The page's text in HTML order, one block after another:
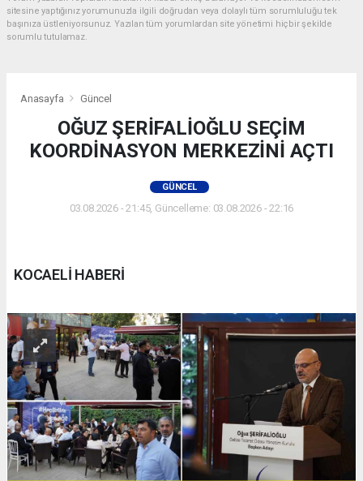
sitesine yaptığınız yorumunuzla ilgili doğrudan veya dolaylı tüm sorumluluğu tek
başınıza üstleniyorsunuz. Yazılan tüm yorumlardan site yönetimi hiçbir şekilde
sorumlu tutulamaz.
Anasayfa Güncel
OĞUZ ŞERİFALİOĞLU SEÇİM
KOORDİNASYON MERKEZİNİ AÇTI
GÜNCEL
03.08.2026 - 21:45, Güncelleme: 03.08.2026 - 22:16
KOCAELİ HABERİ